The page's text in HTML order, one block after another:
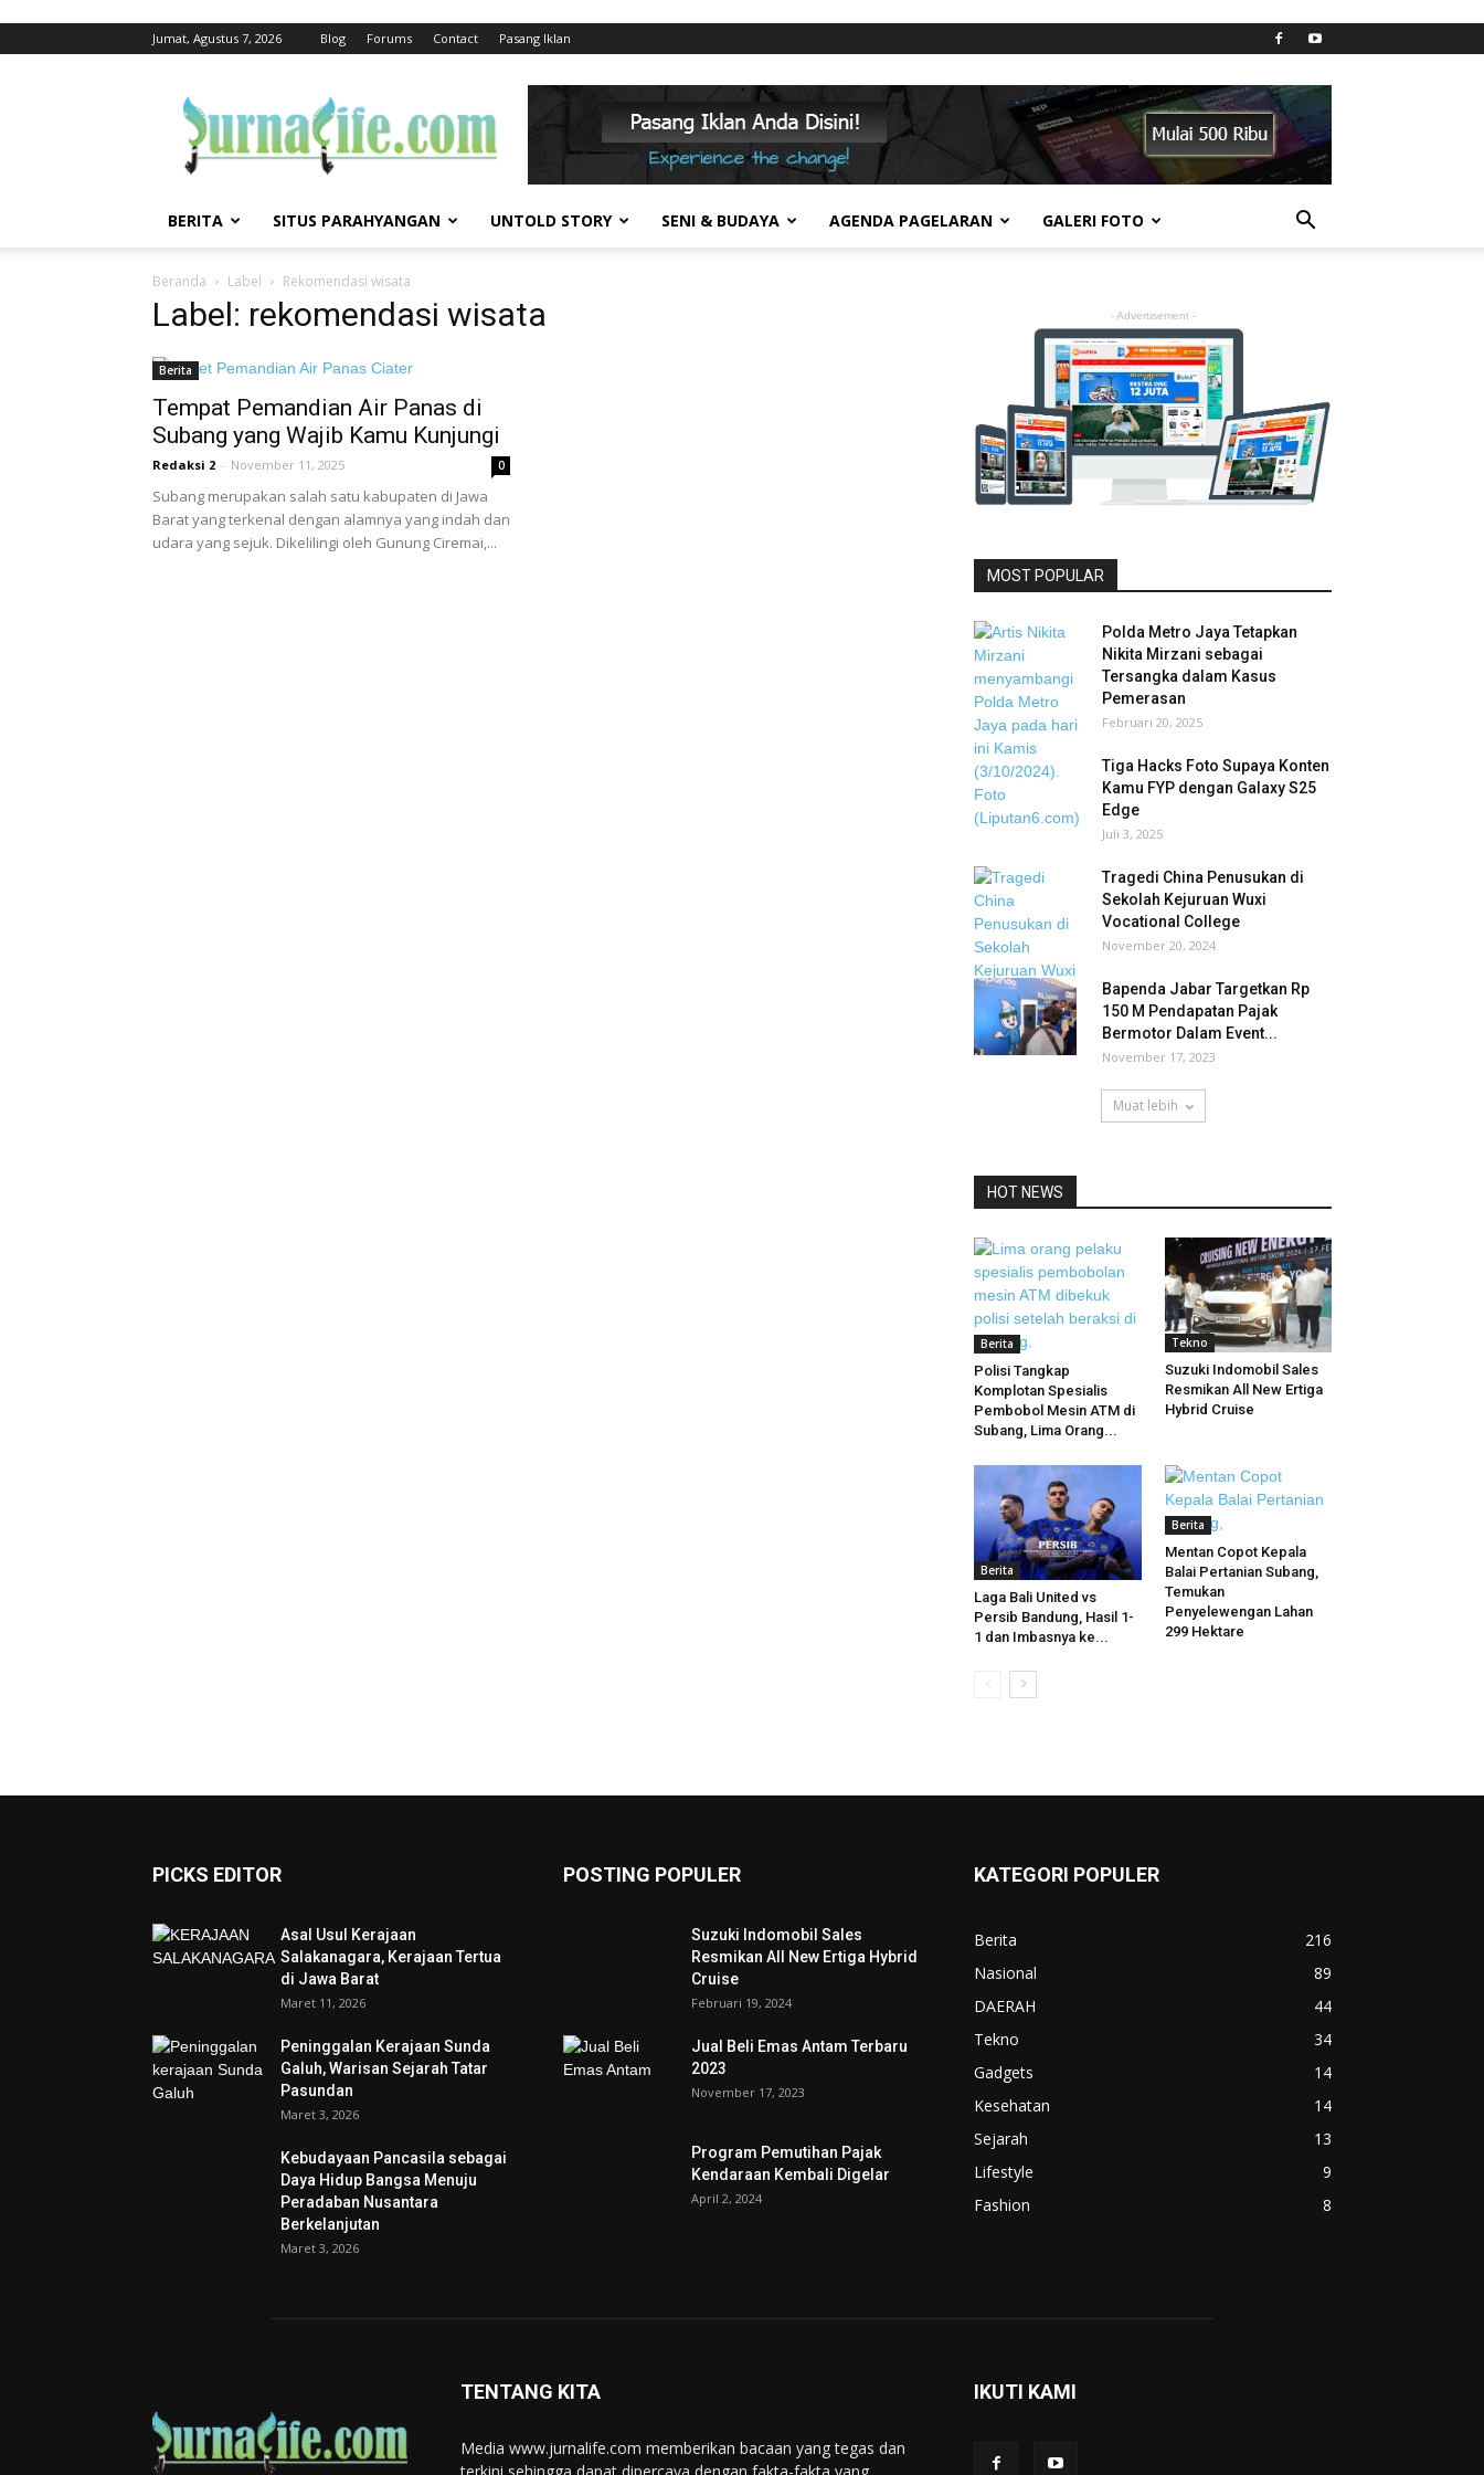
Jumat, Agustus 7, 2026 Blog Forums Contact Pasang Iklan
BERITA SITUS PARAHYANGAN UNTOLD STORY SENI & BUDAYA AGENDA PAGELARAN GALERI FOTO
Beranda Label Rekomendasi wisata
Label: rekomendasi wisata
Berita
Tempat Pemandian Air Panas di
Subang yang Wajib Kamu Kunjungi
Redaksi 2 - November 11, 2025 0
Subang merupakan salah satu kabupaten di Jawa
Barat yang terkenal dengan alamnya yang indah dan
udara yang sejuk. Dikelilingi oleh Gunung Ciremai,...
- Advertisement -
MOST POPULAR
Polda Metro Jaya Tetapkan
Nikita Mirzani sebagai
Tersangka dalam Kasus
Pemerasan
Februari 20, 2025
Tiga Hacks Foto Supaya Konten
Kamu FYP dengan Galaxy S25
Edge
Juli 3, 2025
Tragedi China Penusukan di
Sekolah Kejuruan Wuxi
Vocational College
November 20, 2024
Bapenda Jabar Targetkan Rp
150 M Pendapatan Pajak
Bermotor Dalam Event...
November 17, 2023
Muat lebih
HOT NEWS
Berita
Polisi Tangkap
Komplotan Spesialis
Pembobol Mesin ATM di
Subang, Lima Orang...
Tekno
Suzuki Indomobil Sales
Resmikan All New Ertiga
Hybrid Cruise
Berita
Laga Bali United vs
Persib Bandung, Hasil 1-
1 dan Imbasnya ke...
Berita
Mentan Copot Kepala
Balai Pertanian Subang,
Temukan
Penyelewengan Lahan
299 Hektare
PICKS EDITOR
Asal Usul Kerajaan
Salakanagara, Kerajaan Tertua
di Jawa Barat
Maret 11, 2026
Peninggalan Kerajaan Sunda
Galuh, Warisan Sejarah Tatar
Pasundan
Maret 3, 2026
Kebudayaan Pancasila sebagai
Daya Hidup Bangsa Menuju
Peradaban Nusantara
Berkelanjutan
Maret 3, 2026
POSTING POPULER
Suzuki Indomobil Sales
Resmikan All New Ertiga Hybrid
Cruise
Februari 19, 2024
Jual Beli Emas Antam Terbaru
2023
November 17, 2023
Program Pemutihan Pajak
Kendaraan Kembali Digelar
April 2, 2024
KATEGORI POPULER
Berita
216
Nasional
89
DAERAH
44
Tekno
34
Gadgets
14
Kesehatan
14
Sejarah
13
Lifestyle
9
Fashion
8
TENTANG KITA
Media www.jurnalife.com memberikan bacaan yang tegas dan
IKUTI KAMI